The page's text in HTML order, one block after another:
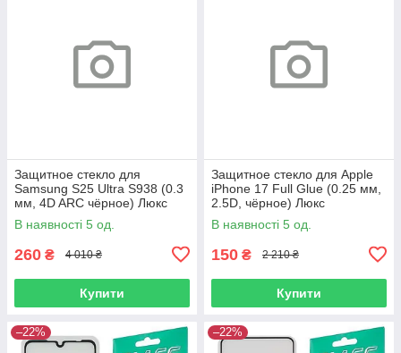
Защитное стекло для
Samsung S25 Ultra S938 (0.3
мм, 4D ARC чёрное) Люкс
В наявності 5 од.
260 ₴ 4 010 ₴
Купити
Защитное стекло для Apple
iPhone 17 Full Glue (0.25 мм,
2.5D, чёрное) Люкс
В наявності 5 од.
150 ₴ 2 210 ₴
Купити
–22% –22%